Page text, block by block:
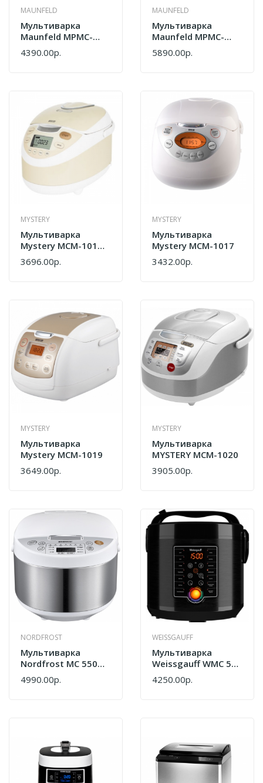
MAUNFELD
Мультиварка
Maunfeld MPMC-
1624S
4390.00р.
MAUNFELD
Мультиварка
Maunfeld MPMC-
1625S
5890.00р.
MYSTERY
Мультиварка
Mystery MCM-1010
Ivory
3696.00р.
MYSTERY
Мультиварка
Mystery MCM-1017
3432.00р.
MYSTERY
Мультиварка
Mystery MCM-1019
3649.00р.
MYSTERY
Мультиварка
MYSTERY MCM-1020
3905.00р.
NORDFROST
Мультиварка
Nordfrost MC 550
WX
4990.00р.
WEISSGAUFF
Мультиварка
Weissgauff WMC 500
Kuchenchef
ColorLoop
4250.00р.